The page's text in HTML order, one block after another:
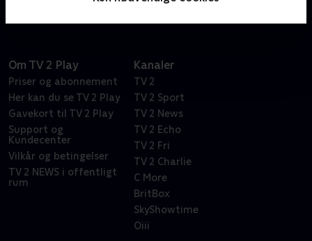
Om TV 2 Play
Priser og abonnement
Her kan du se TV 2 Play
Gavekort til TV 2 Play
Support og
Kundecenter
Vilkår og betingelser
TV 2 NEWS i offentligt
rum
Kanaler
TV 2
TV 2 Sport
TV 2 News
TV 2 Echo
TV 2 Fri
TV 2 Charlie
C More
BritBox
SkyShowtime
Oiii